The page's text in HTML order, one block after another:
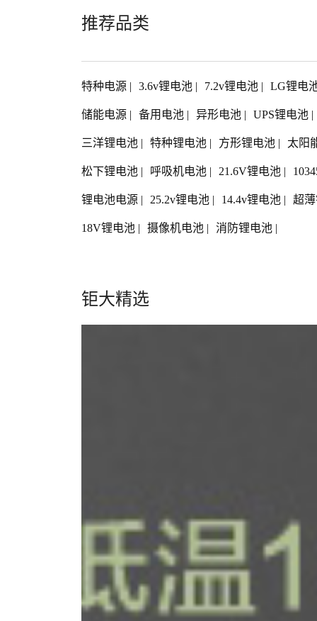
推荐品类
特种电源 | 3.6v锂电池 | 7.2v锂电池 | LG锂电
储能电源 | 备用电池 | 异形电池 | UPS锂电池 |
三洋锂电池 | 特种锂电池 | 方形锂电池 | 太阳
松下锂电池 | 呼吸机电池 | 21.6V锂电池 |
锂电池电源 | 25.2v锂电池 | 14.4v锂电池 | 超
18V锂电池 | 摄像机电池 | 消防锂电池 |
钜大精选